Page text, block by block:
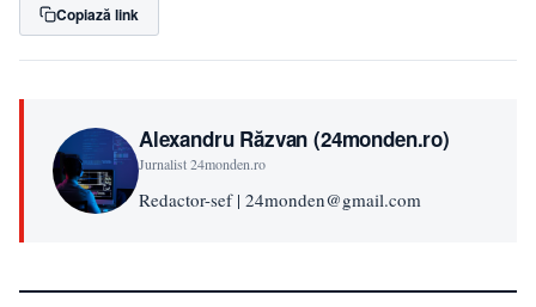
Copiază link
Alexandru Răzvan (24monden.ro)
Jurnalist 24monden.ro
Redactor-sef | 24monden@gmail.com